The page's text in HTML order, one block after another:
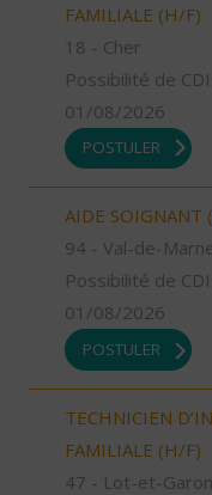
FAMILIALE (H/F)
18 - Cher
Possibilité de
01/08/2026
POSTULER
AIDE SOIGNANT
94 - Val-de-
Possibilité de
01/08/2026
POSTULER
TECHNICIEN
FAMILIALE (H/F)
47 - Lot-et-